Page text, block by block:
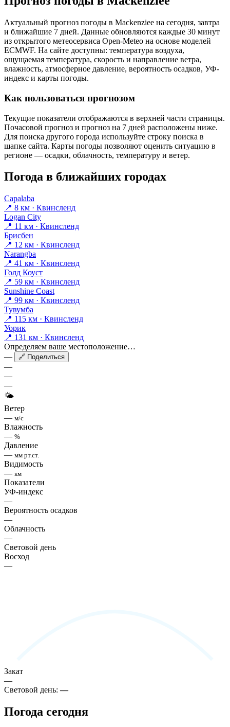
Актуальный прогноз погоды в Mackenzieе на сегодня, завтра
и ближайшие 7 дней. Данные обновляются каждые 30 минут
из открытого метеосервиса Open-Meteo на основе моделей
ECMWF. На сайте доступны: температура воздуха,
ощущаемая температура, скорость и направление ветра,
влажность, атмосферное давление, вероятность осадков, УФ-
индекс и карты погоды.
Как пользоваться прогнозом
Текущие показатели отображаются в верхней части страницы.
Почасовой прогноз и прогноз на 7 дней расположены ниже.
Для поиска другого города используйте строку поиска в
шапке сайта. Карты погоды позволяют оценить ситуацию в
регионе — осадки, облачность, температуру и ветер.
Погода в ближайших городах
Capalaba
📍 8 км · Квинсленд
Logan City
📍 11 км · Квинсленд
Брисбен
📍 12 км · Квинсленд
Narangba
📍 41 км · Квинсленд
Голд Коуст
📍 59 км · Квинсленд
Sunshine Coast
📍 99 км · Квинсленд
Тувумба
📍 115 км · Квинсленд
Уорик
📍 131 км · Квинсленд
Определяем ваше местоположение…
—
🔗 Поделиться
—
—
—
🌤
Ветер
— м/с
Влажность
— %
Давление
— мм рт.ст.
Видимость
— км
Показатели
УФ-индекс
—
Вероятность осадков
—
Облачность
—
Световой день
Восход
—
Закат
—
Световой день:—
Погода сегодня